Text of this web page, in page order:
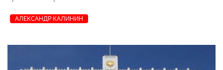
АЛЕКСАНДР КАЛИНИН